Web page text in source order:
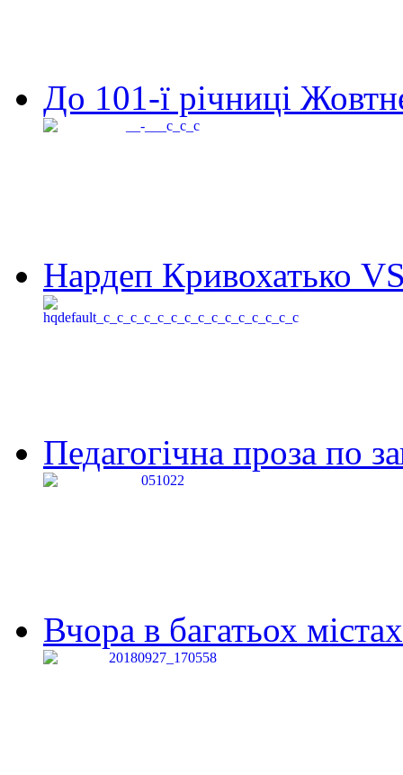
До 101-ї річниці
Нардеп Кривохатько
Педагогічна проза по
Вчора в багатьох